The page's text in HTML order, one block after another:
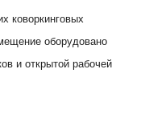
коворкинговых
оборудовано
и открытой рабочей